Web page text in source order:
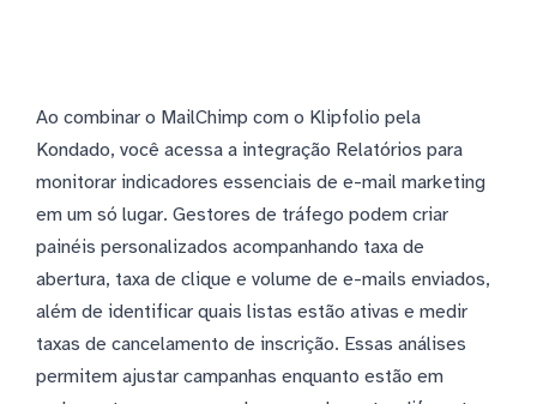
Ao combinar o MailChimp com o Klipfolio pela
Kondado, você acessa a integração Relatórios para
monitorar indicadores essenciais de e-mail marketing
em um só lugar. Gestores de tráfego podem criar
painéis personalizados acompanhando taxa de
abertura, taxa de clique e volume de e-mails enviados,
além de identificar quais listas estão ativas e medir
taxas de cancelamento de inscrição. Essas análises
permitem ajustar campanhas enquanto estão em